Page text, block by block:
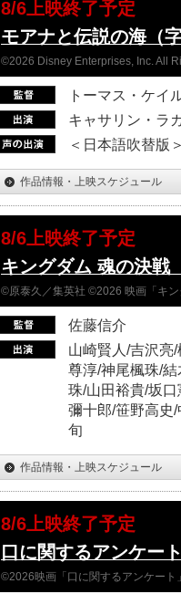
8/6上映終了予定
モアナと伝説の海（
©2026 Disney Enterprises, Inc. All
トーマス・ケイ
キャサリン・ラ
＜日本語吹替版
作品情報・上映スケジュール
8/6上映終了予定
キングダム 魂の決
©原泰久／集英社 ©2026 映画「キ
佐藤信介
山崎賢人/吉沢亮
尊淳/神尾楓珠/
珠/山田裕貴/坂
彌十郎/笹野高史
旬
作品情報・上映スケジュール
8/6上映終了予定
口に関するアンケー
©2026映画「口に関するアンケート